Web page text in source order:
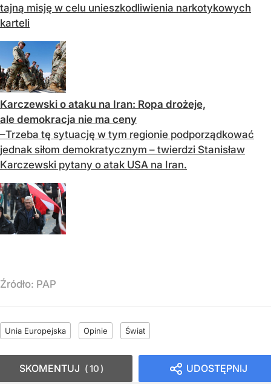
tajną misję w celu unieszkodliwienia narkotykowych
karteli
Karczewski o ataku na Iran: Ropa drożeje,
ale demokracja nie ma ceny
–Trzeba tę sytuację w tym regionie podporządkować
jednak siłom demokratycznym – twierdzi Stanisław
Karczewski pytany o atak USA na Iran.
Źródło: PAP
Unia Europejska Opinie Świat
UDOSTĘPNIJ
SKOMENTUJ 10